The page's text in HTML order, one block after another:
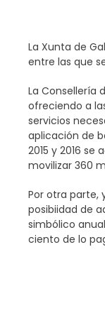
La Xunta de
entre las que
La Consellería
ofreciendo a
servicios
aplicación de
2015 y 2016
movilizar 360
Por otra parte,
posibiidad de
simbólico
ciento de lo